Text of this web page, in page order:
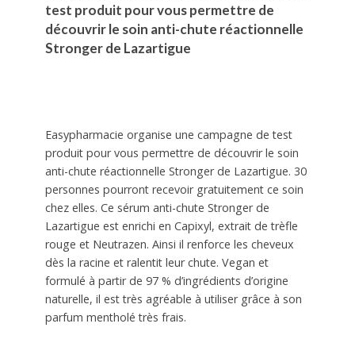
test produit pour vous permettre de
découvrir le soin anti-chute réactionnelle
Stronger de Lazartigue
Easypharmacie organise une campagne de test
produit pour vous permettre de découvrir le soin
anti-chute réactionnelle Stronger de Lazartigue. 30
personnes pourront recevoir gratuitement ce soin
chez elles. Ce sérum anti-chute Stronger de
Lazartigue est enrichi en Capixyl, extrait de trèfle
rouge et Neutrazen. Ainsi il renforce les cheveux
dès la racine et ralentit leur chute. Vegan et
formulé à partir de 97 % d’ingrédients d’origine
naturelle, il est très agréable à utiliser grâce à son
parfum mentholé très frais.